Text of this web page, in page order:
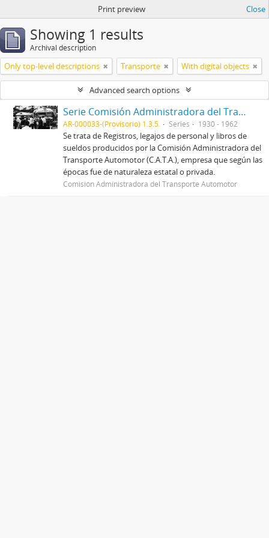
Print preview Close
Showing 1 results
Archival description
Only top-level descriptions Transporte With digital objects
Advanced search options
Serie Comisión Administradora del Transporte Automotor (C.A.T.A.)
AR-000033-(Provisorio) 1.3.5. Series 1930 - 1962
Se trata de Registros, legajos de personal y libros de
sueldos producidos por la Comisión Administradora del
Transporte Automotor (C.A.T.A.), empresa que según las
épocas fue de naturaleza estatal o privada.
Comisión Administradora del Transporte Automotor